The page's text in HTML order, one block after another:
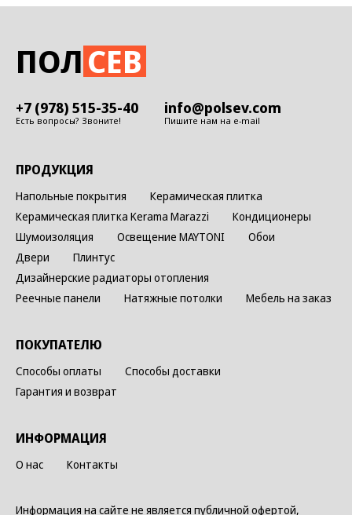
ПОЛСЕВ
+7 (978) 515-35-40
Есть вопросы? Звоните!
info@polsev.com
Пишите нам на e-mail
ПРОДУКЦИЯ
Напольные покрытия
Керамическая плитка
Керамическая плитка Kerama Marazzi
Кондиционеры
Шумоизоляция
Освещение MAYTONI
Обои
Двери
Плинтус
Дизайнерские радиаторы отопления
Реечные панели
Натяжные потолки Мебель на заказ
ПОКУПАТЕЛЮ
Способы оплаты
Способы доставки
Гарантия и возврат
ИНФОРМАЦИЯ
О нас Контакты
Информация на сайте не является публичной офертой,